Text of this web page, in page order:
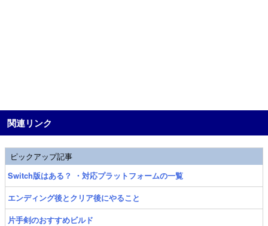
関連リンク
ピックアップ記事
Switch版はある？ ・対応プラットフォームの一覧
エンディング後とクリア後にやること
片手剣のおすすめビルド